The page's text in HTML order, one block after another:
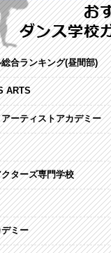
合ランキング(昼間部)
ARTS
ーティストアカデミー
ターズ専門学校
ミー